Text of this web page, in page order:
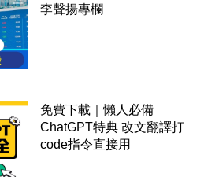
李聲揚專欄
免費下載｜懶人必備
ChatGPT特典 改文翻譯打
code指令直接用